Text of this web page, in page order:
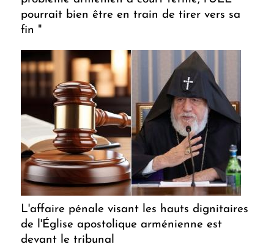
pourrait bien être en train de tirer vers sa
fin "
L'affaire pénale visant les hauts dignitaires
de l'Église apostolique arménienne est
devant le tribunal